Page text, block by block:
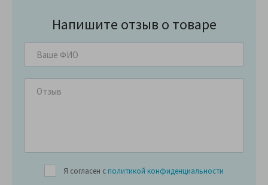
Напишите отзыв о товаре
Я согласен с политикой конфиденциальности